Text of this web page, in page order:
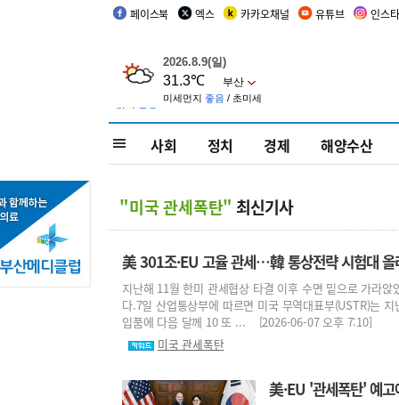
페이스북 엑스 카카오채널 유튜브 인스
사회 정치 경제 해양수산
"미국 관세폭탄" 최신기사
美 301조·EU 고율 관세…韓 통상전략 시험대 올
지난해 11월 한미 관세협상 타결 이후 수면 밑으로 가라
다.7일 산업통상부에 따르면 미국 무역대표부(USTR)는
입품에 다음 달께 10 또 ... [2026-06-07 오후 7:10]
미국 관세폭탄
美·EU '관세폭탄' 예